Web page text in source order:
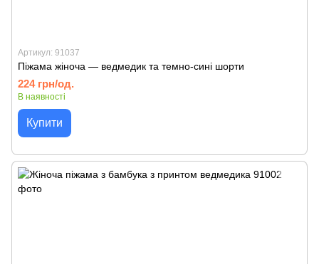
Артикул: 91037
Піжама жіноча — ведмедик та темно-сині шорти
224 грн/од.
В наявності
Купити